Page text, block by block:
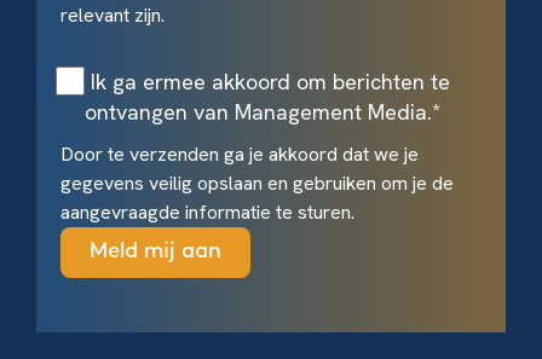
relevant zijn.
Ik ga ermee akkoord om berichten te
ontvangen van Management Media.*
Door te verzenden ga je akkoord dat we je
gegevens veilig opslaan en gebruiken om je de
aangevraagde informatie te sturen.